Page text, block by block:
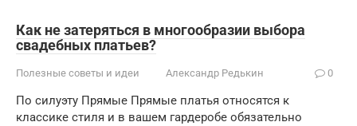
Как не затеряться в многообразии выбора
свадебных платьев?
Полезные советы и идеи Александр Редькин 0
По силуэту Прямые Прямые платья относятся к
классике стиля и в вашем гардеробе обязательно